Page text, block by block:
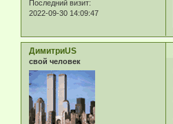
Последний визит:
2022-09-30 14:09:47
ДимитриUS
свой человек